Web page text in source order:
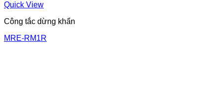
Quick View
Công tắc dừng khẩn
MRE-RM1R